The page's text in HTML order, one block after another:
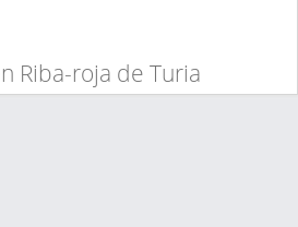
Riba-roja de Turia